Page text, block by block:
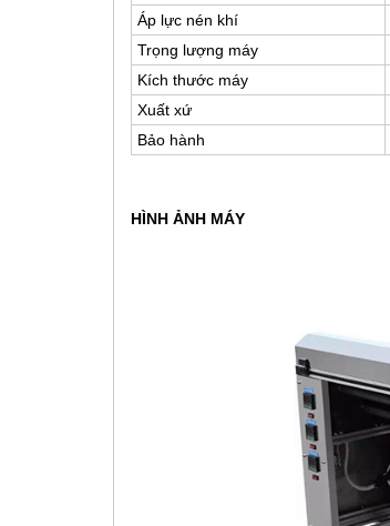
Áp lực nén khí
Trọng lượng máy
Kích thước máy
Xuất xứ
Bảo hành
HÌNH ẢNH MÁY